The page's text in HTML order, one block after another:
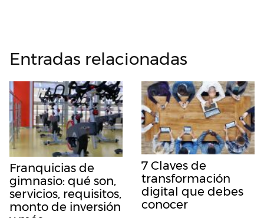
Entradas relacionadas
Franquicias de
gimnasio: qué son,
servicios, requisitos,
monto de inversión
7 Claves de
transformación
digital que debes
conocer